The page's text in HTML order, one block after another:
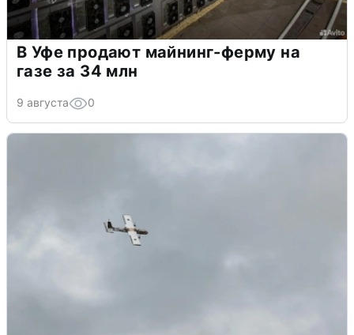
В Уфе продают майнинг-ферму на
газе за 34 млн
9 августа 0